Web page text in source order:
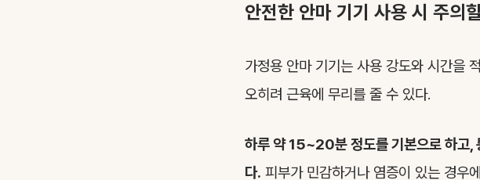
안전한 안마 기기 사용 시 주의
가정용 안마 기기는 사용 강도와 시간을
오히려 근육에 무리를 줄 수 있다.
하루 약 15~20분 정도를 기본으로 하고,
다. 피부가 민감하거나 염증이 있는 경우